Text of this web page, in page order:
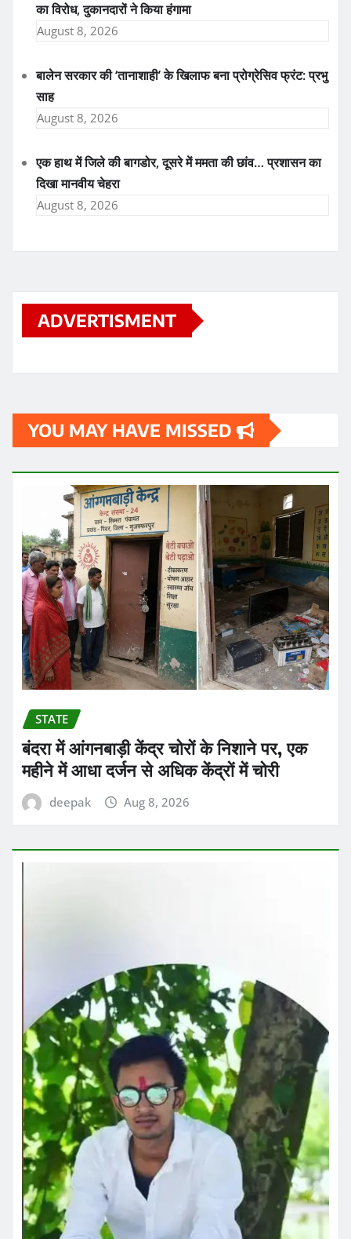
का विरोध, दुकानदारों ने किया हंगामा
August 8, 2026
बालेन सरकार की ‘तानाशाही’ के खिलाफ बना प्रोग्रेसिव फ्रंट: प्रभु
साह
August 8, 2026
एक हाथ में जिले की बागडोर, दूसरे में ममता की छांव… प्रशासन का
दिखा मानवीय चेहरा
August 8, 2026
ADVERTISMENT
YOU MAY HAVE MISSED
STATE
बंदरा में आंगनबाड़ी केंद्र चोरों के निशाने पर, एक
महीने में आधा दर्जन से अधिक केंद्रों में चोरी
deepak Aug 8, 2026